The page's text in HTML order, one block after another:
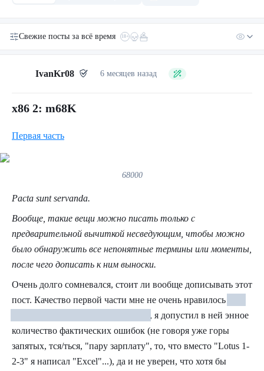
Свежие посты за всё время 18+
IvanKr08 6 месяцев назад
x86 2: m68K
Первая часть
68000
Pacta sunt servanda.
Вообще, такие вещи можно писать только с
предварительной вычиткой несведующим, чтобы можно
было обнаружить все непонятные термины или моменты,
после чего дописать к ним выноски.
Очень долго сомневался, стоит ли вообще дописывать этот
пост. Качество первой части мне не очень нравилось
, я допустил в ней энное
количество фактических ошибок (не говоря уже горы
запятых, тся/ться, "пару зарплату", то, что вместо "Lotus 1-
2-3" я написал "Excel"...), да и не уверен, что хотя бы